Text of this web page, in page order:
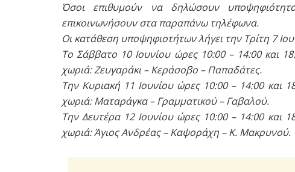
Όσοι επιθυμούν να δηλώσουν
επικοινωνήσουν στα παραπάνω τηλέφωνα.
Οι κατάθεση υποψηφιοτήτων λήγει την Τρίτη 7
Το Σάββατο 10 Ιουνίου ώρες 10:00 – 14:00 και
χωριά: Ζευγαράκι – Κεράσοβο – Παπαδάτες.
Την Κυριακή 11 Ιουνίου ώρες 10:00 – 14:00 και
χωριά: Ματαράγκα – Γραμματικού – Γαβαλού.
Την Δευτέρα 12 Ιουνίου ώρες 10:00 – 14:00 και
χωριά: Άγιος Ανδρέας – Καψοράχη – Κ. Μακρυνού.